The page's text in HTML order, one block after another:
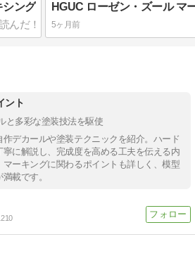
シング HGUC ローゼン・ズール マ
5ヶ月前
ント
と多彩な塗装技法を駆使
デカールや塗装テクニックを紹介。ハード
に解説し、完成度を高める工夫を伝える内
ーキングに関わるポイントも詳しく、模型
載です。